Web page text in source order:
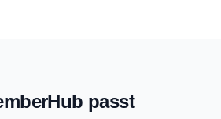
passt